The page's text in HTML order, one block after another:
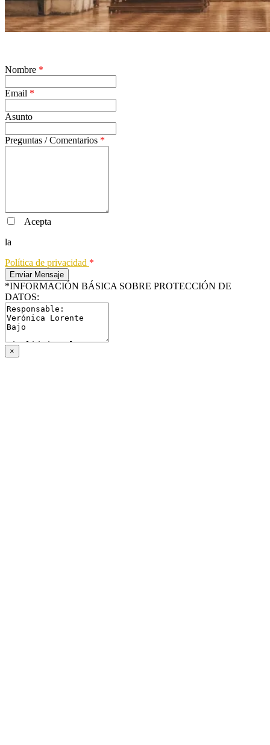
Nombre *
Email *
Asunto
Preguntas / Comentarios *
Acepta
la
Política de privacidad *
*INFORMACIÓN BÁSICA SOBRE PROTECCIÓN DE
DATOS:
×